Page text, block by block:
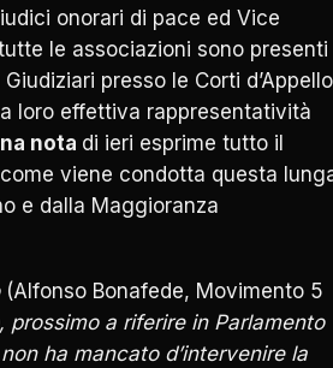
onorari di pace ed Vice
le associazioni sono presenti
presso le Corti
loro effettiva rappresentatività
nota di ieri esprime tutto il
viene condotta questa
e dalla Maggioranza
(Alfonso Bonafede, Movimento 5
, prossimo a riferire in Parlamento
ha mancato d’intervenire la